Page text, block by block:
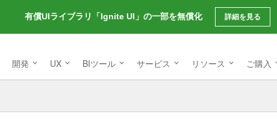
開発 UX BIツール サービス リソース ご購入
有償UIライブラリ「Ignite UI」の一部を無償化 詳細を見る